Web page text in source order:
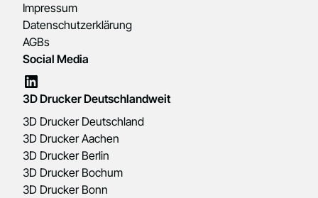
Impressum
Datenschutzerklärung
AGBs
Social Media
3D Drucker Deutschlandweit
3D Drucker Deutschland
3D Drucker Aachen
3D Drucker Berlin
3D Drucker Bochum
3D Drucker Bonn